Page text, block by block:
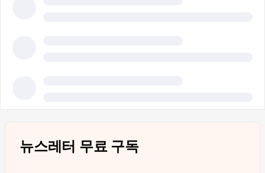
뉴스레터 무료 구독